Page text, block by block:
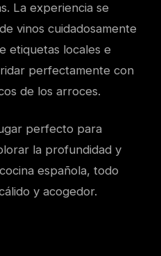
La experiencia se
vinos cuidadosamente
etiquetas locales e
perfectamente con
de los arroces.
perfecto para
la profundidad y
española, todo
y acogedor.